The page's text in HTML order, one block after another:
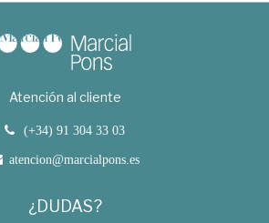
Atención al cliente
(+34) 91 304 33 03
atencion@marcialpons.es
¿DUDAS?